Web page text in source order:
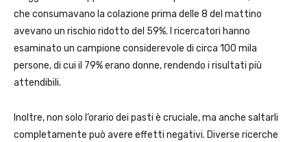
che consumavano la colazione prima delle 8 del mattino
avevano un rischio ridotto del 59%. I ricercatori hanno
esaminato un campione considerevole di circa 100 mila
persone, di cui il 79% erano donne, rendendo i risultati più
attendibili.
Inoltre, non solo l’orario dei pasti è cruciale, ma anche saltarli
completamente può avere effetti negativi. Diverse ricerche